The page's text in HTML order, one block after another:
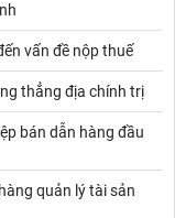
vấn đề nộp thuế
thẳng địa chính trị
bán dẫn hàng đầu
quản lý tài sản